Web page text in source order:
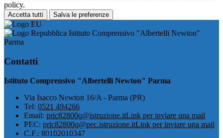
policy.
Accetta tutti Salva le preferenze
Istituto Comprensivo "Albertelli Newton"
Parma
Contatti
Istituto Comprensivo "Albertelli Newton" Parma
Via Isacco Newton 16/A - Parma (PR)
Tel: 0521 494266
Email: pric82800q@istruzione.itLink per inviare una mail
PEC: pric82800q@pec.istruzione.itLink per inviare una mail
C.F.: 80102010347